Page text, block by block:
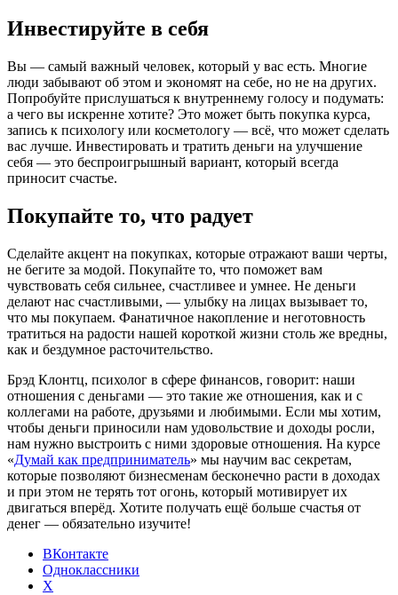
Инвестируйте в себя
Вы — самый важный человек, который у вас есть. Многие
люди забывают об этом и экономят на себе, но не на других.
Попробуйте прислушаться к внутреннему голосу и подумать:
а чего вы искренне хотите? Это может быть покупка курса,
запись к психологу или косметологу — всё, что может сделать
вас лучше. Инвестировать и тратить деньги на улучшение
себя — это беспроигрышный вариант, который всегда
приносит счастье.
Покупайте то, что радует
Сделайте акцент на покупках, которые отражают ваши черты,
не бегите за модой. Покупайте то, что поможет вам
чувствовать себя сильнее, счастливее и умнее. Не деньги
делают нас счастливыми, — улыбку на лицах вызывает то,
что мы покупаем. Фанатичное накопление и неготовность
тратиться на радости нашей короткой жизни столь же вредны,
как и бездумное расточительство.
Брэд Клонтц, психолог в сфере финансов, говорит: наши
отношения с деньгами — это такие же отношения, как и с
коллегами на работе, друзьями и любимыми. Если мы хотим,
чтобы деньги приносили нам удовольствие и доходы росли,
нам нужно выстроить с ними здоровые отношения. На курсе
«Думай как предприниматель» мы научим вас секретам,
которые позволяют бизнесменам бесконечно расти в доходах
и при этом не терять тот огонь, который мотивирует их
двигаться вперёд. Хотите получать ещё больше счастья от
денег — обязательно изучите!
ВКонтакте
Одноклассники
X